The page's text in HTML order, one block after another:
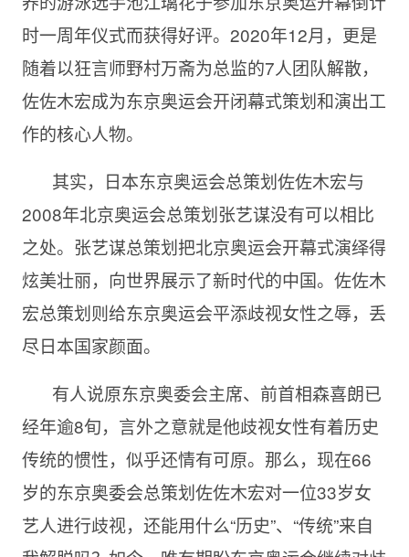
时一周年仪式而获得好评。2020年12月，更是
随着以狂言师野村万斋为总监的7人团队解散，
佐佐木宏成为东京奥运会开闭幕式策划和演出工
作的核心人物。
其实，日本东京奥运会总策划佐佐木宏与
2008年北京奥运会总策划张艺谋没有可以相比
之处。张艺谋总策划把北京奥运会开幕式演绎得
炫美壮丽，向世界展示了新时代的中国。佐佐木
宏总策划则给东京奥运会平添歧视女性之辱，丢
尽日本国家颜面。
有人说原东京奥委会主席、前首相森喜朗已
经年逾8旬，言外之意就是他歧视女性有着历史
传统的惯性，似乎还情有可原。那么，现在66
岁的东京奥委会总策划佐佐木宏对一位33岁女
艺人进行歧视，还能用什么“历史”、“传统”来自